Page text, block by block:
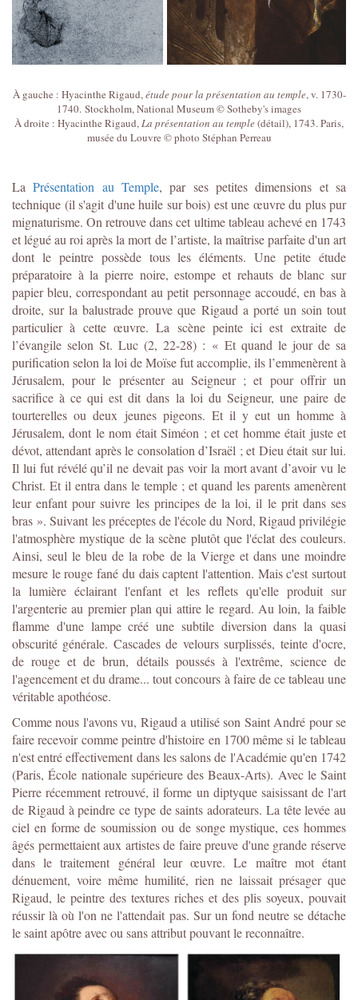
À gauche : Hyacinthe Rigaud,étude pour la présentation au temple, v. 1730-
1740. Stockholm, National Museum © Sotheby's images
À droite : Hyacinthe Rigaud,La présentation au temple(détail), 1743. Paris,
musée du Louvre © photo Stéphan Perreau
LaPrésentation au Temple, par ses petites dimensions et sa
technique (il s'agit d'une huile sur bois) est une œuvre du plus pur
mignaturisme. On retrouve dans cet ultime tableau achevé en 1743
et légué au roi après la mort de l’artiste, la maîtrise parfaite d'un art
dont le peintre possède tous les éléments. Une petite étude
préparatoire à la pierre noire, estompe et rehauts de blanc sur
papier bleu, correspondant au petit personnage accoudé, en bas à
droite, sur la balustrade prouve que Rigaud a porté un soin tout
particulier à cette œuvre. La scène peinte ici est extraite de
l’évangile selon St. Luc (2, 22-28) : « Et quand le jour de sa
purification selon la loi de Moïse fut accomplie, ils l’emmenèrent à
Jérusalem, pour le présenter au Seigneur ; et pour offrir un
sacrifice à ce qui est dit dans la loi du Seigneur, une paire de
tourterelles ou deux jeunes pigeons. Et il y eut un homme à
Jérusalem, dont le nom était Siméon ; et cet homme était juste et
dévot, attendant après le consolation d’Israël ; et Dieu était sur lui.
Il lui fut révélé qu’il ne devait pas voir la mort avant d’avoir vu le
Christ. Et il entra dans le temple ; et quand les parents amenèrent
leur enfant pour suivre les principes de la loi, il le prit dans ses
bras ». Suivant les préceptes de l'école du Nord, Rigaud privilégie
l'atmosphère mystique de la scène plutôt que l'éclat des couleurs.
Ainsi, seul le bleu de la robe de la Vierge et dans une moindre
mesure le rouge fané du dais captent l'attention. Mais c'est surtout
la lumière éclairant l'enfant et les reflets qu'elle produit sur
l'argenterie au premier plan qui attire le regard. Au loin, la faible
flamme d'une lampe créé une subtile diversion dans la quasi
obscurité générale. Cascades de velours surplissés, teinte d'ocre,
de rouge et de brun, détails poussés à l'extrême, science de
l'agencement et du drame... tout concours à faire de ce tableau une
véritable apothéose.
Comme nous l'avons vu, Rigaud a utilisé son Saint André pour se
faire recevoir comme peintre d'histoire en 1700 même si le tableau
n'est entré effectivement dans les salons de l'Académie qu'en 1742
(Paris, École nationale supérieure des Beaux-Arts). Avec le Saint
Pierre récemment retrouvé, il forme un diptyque saisissant de l'art
de Rigaud à peindre ce type de saints adorateurs. La tête levée au
ciel en forme de soumission ou de songe mystique, ces hommes
âgés permettaient aux artistes de faire preuve d'une grande réserve
dans le traitement général leur œuvre. Le maître mot étant
dénuement, voire même humilité, rien ne laissait présager que
Rigaud, le peintre des textures riches et des plis soyeux, pouvait
réussir là où l'on ne l'attendait pas. Sur un fond neutre se détache
le saint apôtre avec ou sans attribut pouvant le reconnaître.